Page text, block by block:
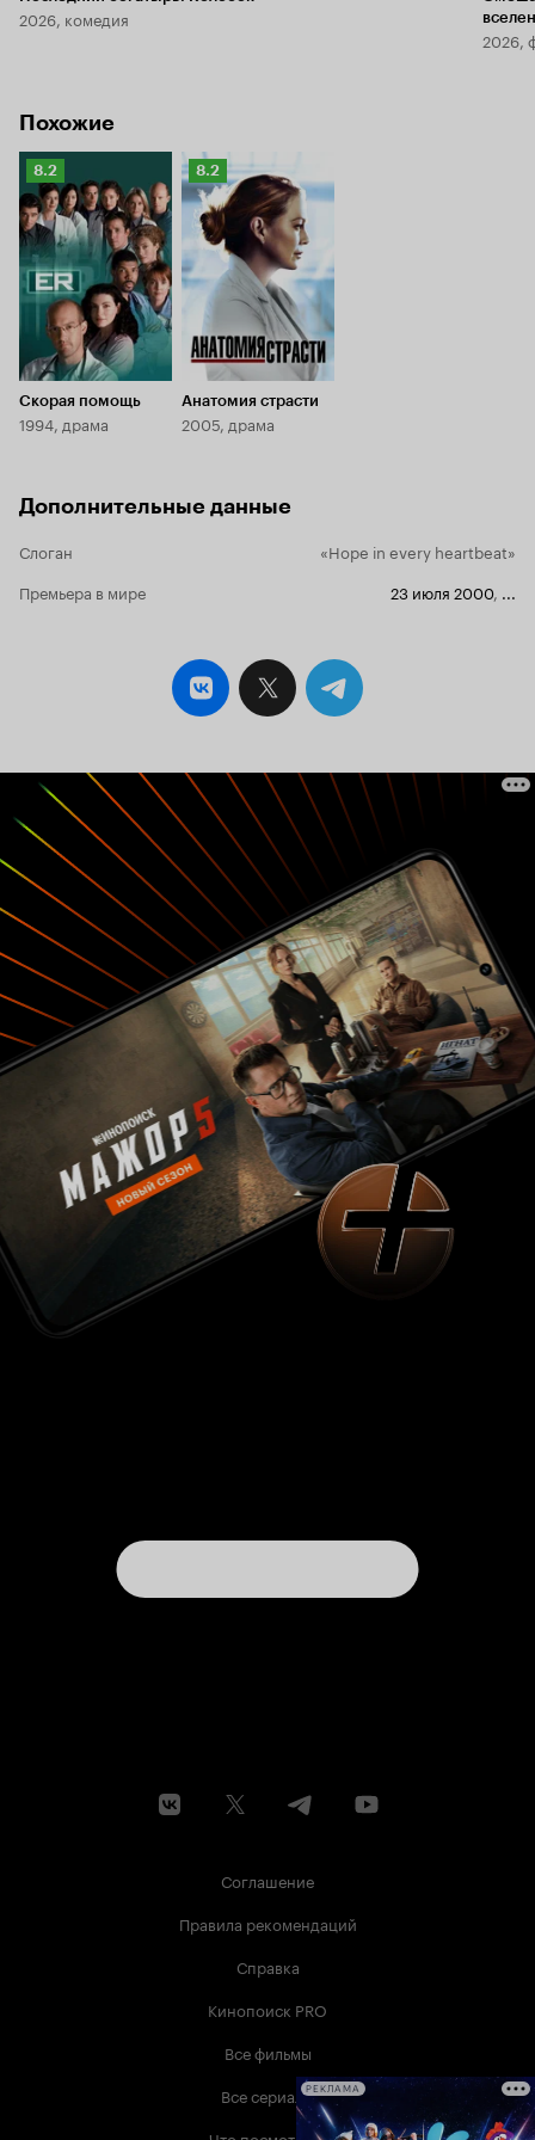
2026, комедия
2026,
Похожие
Рейтинг
Кинопоиска
8.2
8.2
Скорая помощь
1994, драма
Рейтинг
Кинопоиска
8.2
8.2
Анатомия страсти
2005, драма
Дополнительные данные
Слоган
«Hope in every heartbeat»
Премьера в мире
23 июля 2000, ...
Соглашение
Правила рекомендаций
Справка
Кинопоиск PRO
Все фильмы
Все сериалыРЕКЛАМА